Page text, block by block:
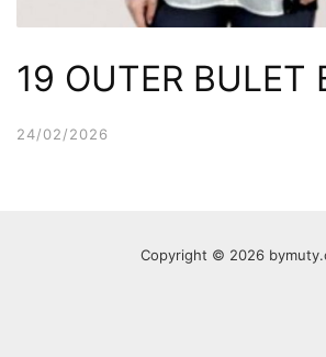
19 OUTER BULET
24/02/2026
Copyright © 2026